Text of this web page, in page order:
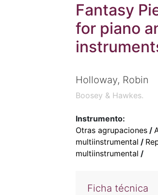
Fantasy
for piano
Holloway, Robin
Boosey & Hawkes.
Instrumento:
Otras agrupaciones/
multiinstrumental /
multiinstrumental /
Ficha técnica